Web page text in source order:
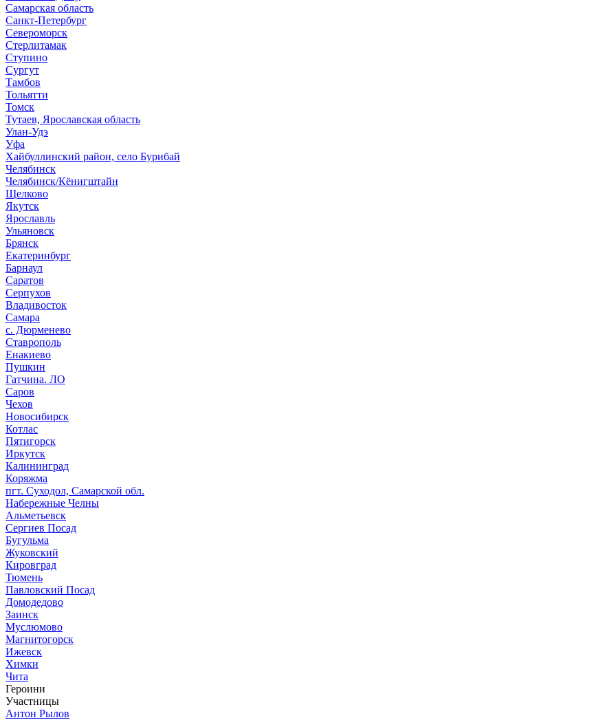
Самарская область
Санкт-Петербург
Североморск
Стерлитамак
Ступино
Сургут
Тамбов
Тольятти
Томск
Тутаев, Ярославская область
Улан-Удэ
Уфа
Хайбуллинский район, село Бурибай
Челябинск
Челябинск/Кёнигштайн
Щелково
Якутск
Ярославль
Ульяновск
Брянск
Екатеринбург
Барнаул
Саратов
Серпухов
Владивосток
Самара
с. Дюрменево
Ставрополь
Енакиево
Пушкин
Гатчина. ЛО
Саров
Чехов
Новосибирск
Котлас
Пятигорск
Иркутск
Калининград
Коряжма
пгт. Суходол, Самарской обл.
Набережные Челны
Альметьевск
Сергиев Посад
Бугульма
Жуковский
Кировград
Тюмень
Павловский Посад
Домодедово
Заинск
Муслюмово
Магнитогорск
Ижевск
Химки
Чита
Героини
Участницы
Антон Рылов